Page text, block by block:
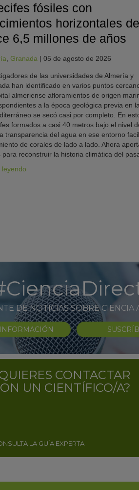
fósiles con
horizontales de
6,5 millones de años
,Granada |05 de agosto de 2026
de las universidades de Almería y
han identificado en varios puntos
almeriense afloramientos de origen
a la época geológica previa en
se secó casi por completo. En
formados a casi 40 metros bajo el nivel
transparencia del agua en ese entorno
de corales de lado a lado. Ahora
para reconstruir la historia climática del
leyendo
DE NOTICIAS SOBRE CIENCIA
CONTACTAR
UN CIENTÍFICO/A?
LA GUÍA EXPERTA